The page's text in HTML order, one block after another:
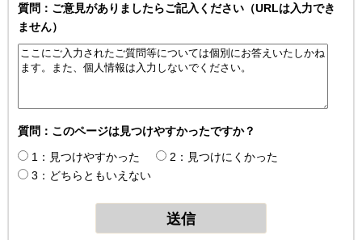
質問：ご意見がありましたらご記入ください（URLは入力でき
ません）
質問：このページは見つけやすかったですか？
1：見つけやすかった
2：見つけにくかった
3：どちらともいえない